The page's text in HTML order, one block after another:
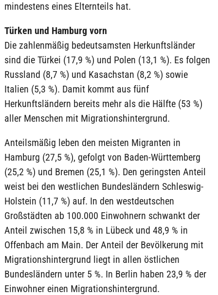
mindestens eines Elternteils hat.
Türken und Hamburg vorn
Die zahlenmäßig bedeutsamsten Herkunftsländer
sind die Türkei (17,9 %) und Polen (13,1 %). Es folgen
Russland (8,7 %) und Kasachstan (8,2 %) sowie
Italien (5,3 %). Damit kommt aus fünf
Herkunftsländern bereits mehr als die Hälfte (53 %)
aller Menschen mit Migrationshintergrund.
Anteilsmäßig leben den meisten Migranten in
Hamburg (27,5 %), gefolgt von Baden-Württemberg
(25,2 %) und Bremen (25,1 %). Den geringsten Anteil
weist bei den westlichen Bundesländern Schleswig-
Holstein (11,7 %) auf. In den westdeutschen
Großstädten ab 100.000 Einwohnern schwankt der
Anteil zwischen 15,8 % in Lübeck und 48,9 % in
Offenbach am Main. Der Anteil der Bevölkerung mit
Migrationshintergrund liegt in allen östlichen
Bundesländern unter 5 %. In Berlin haben 23,9 % der
Einwohner einen Migrationshintergrund.